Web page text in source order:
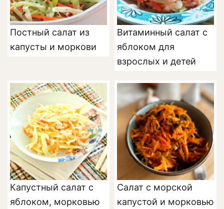
Постный салат из
капусты и моркови
Витаминный салат с
яблоком для
взрослых и детей
Капустный салат с
яблоком, морковью
Салат с морской
капустой и морковью